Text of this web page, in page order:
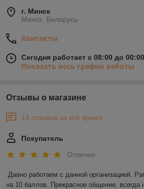
г. Минск
Минск, Беларусь
Контакты
Сегодня работает с 08:00 до 00:00
Показать весь график работы
Отзывы о магазине
14 отзывов за всё время
Покупатель
Отлично
Давно работаем с данной организацией.
на 10 баллов. Прекрасное общение, всегда